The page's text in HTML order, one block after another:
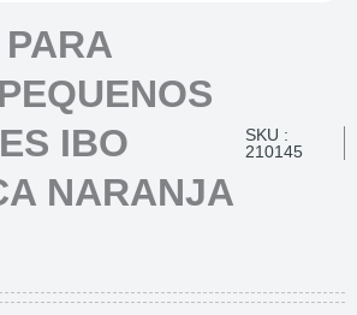
IBO
NARANJA
SKU :
210145